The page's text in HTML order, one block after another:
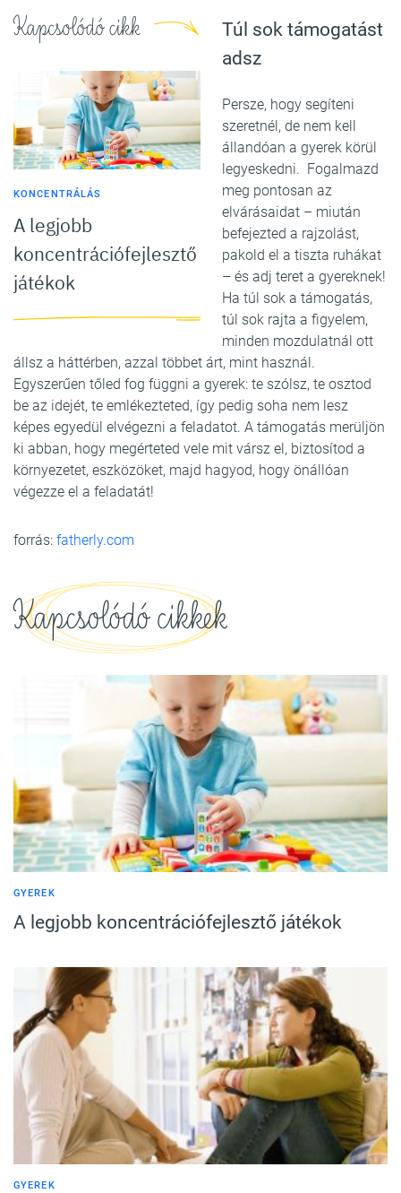
Kapcsolódó cikk
KONCENTRÁLÁS
A legjobb
koncentrációfejlesztő
játékok
Túl sok támogatást
adsz
Persze, hogy segíteni
szeretnél, de nem kell
állandóan a gyerek körül
legyeskedni. Fogalmazd
meg pontosan az
elvárásaidat – miután
befejezted a rajzolást,
pakold el a tiszta ruhákat
– és adj teret a gyereknek!
Ha túl sok a támogatás,
túl sok rajta a figyelem,
minden mozdulatnál ott
állsz a háttérben, azzal többet árt, mint használ.
Egyszerűen tőled fog függni a gyerek: te szólsz, te osztod
be az idejét, te emlékezteted, így pedig soha nem lesz
képes egyedül elvégezni a feladatot. A támogatás merüljön
ki abban, hogy megérteted vele mit vársz el, biztosítod a
környezetet, eszközöket, majd hagyod, hogy önállóan
végezze el a feladatát!
forrás: fatherly.com
Kapcsolódó cikkek
GYEREK
A legjobb koncentrációfejlesztő játékok
GYEREK